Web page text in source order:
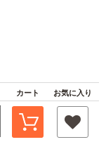
カート お気に入り